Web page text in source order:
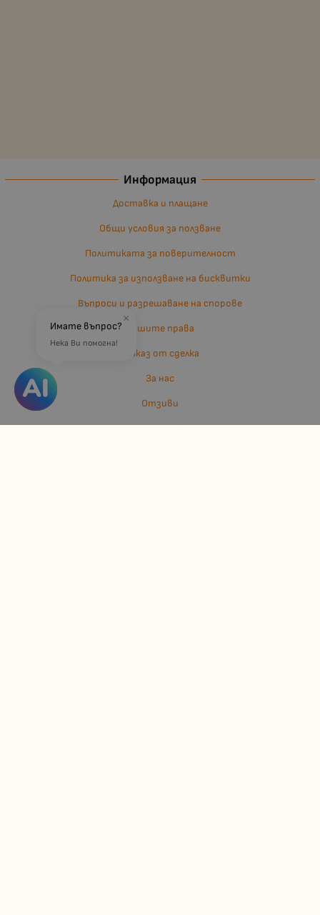
Информация
Доставка и плащане
Общи условия за ползване
Политиката за поверителност
Политика за използване на бисквитки
Въпроси и разрешаване на спорове
Вашите права
Отказ от сделка
За нас
Отзиви
Карта на сайта
×
Имате въпрос?
Нека Ви помогна!